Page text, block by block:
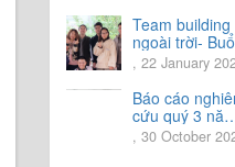
Team building
ngoài trời-
trải nghiệm
vời.
, 22 January
Báo cáo
cứu quý 3
2020
, 30 October